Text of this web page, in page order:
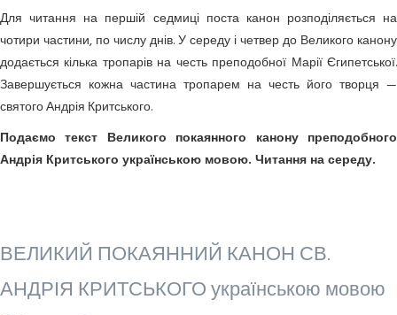
Для читання на першій седмиці поста канон розподіляється на
чотири частини, по числу днів. У середу і четвер до Великого канону
додається кілька тропарів на честь преподобної Марії Єгипетської.
Завершується кожна частина тропарем на честь його творця —
святого Андрія Критського.
Подаємо текст Великого покаянного канону преподобного
Андрія Критського українською мовою. Читання на середу.
ВЕЛИКИЙ ПОКАЯННИЙ КАНОН СВ.
АНДРІЯ КРИТСЬКОГО українською мовою